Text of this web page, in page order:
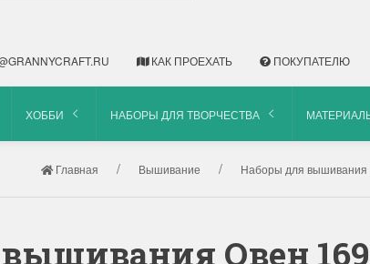
КАК ПРОЕХАТЬ ПОКУПАТЕЛЮ
ХОББИ НАБОРЫ ДЛЯ ТВОРЧЕСТВА
Главная Вышивание Наборы для вышивания
Овен